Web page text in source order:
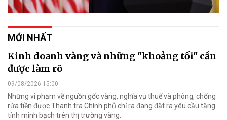
MỚI NHẤT
Kinh doanh vàng và những "khoảng tối" cần
được làm rõ
09/08/2026 15:00
Những vi phạm về nguồn gốc vàng, nghĩa vụ thuế và phòng, chống
rửa tiền được Thanh tra Chính phủ chỉ ra đang đặt ra yêu cầu tăng
tính minh bạch trên thị trường vàng.